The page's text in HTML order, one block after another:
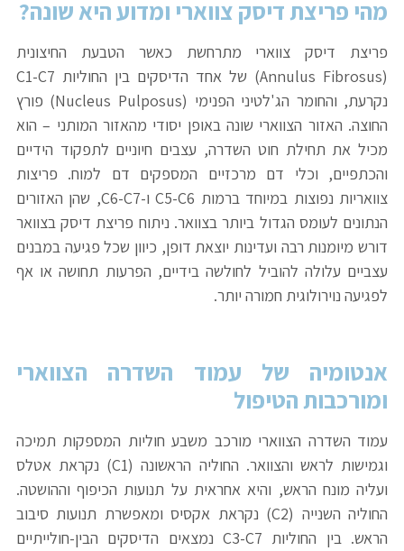
מהי פריצת דיסק צווארי ומדוע היא שונה?
פריצת דיסק צווארי מתרחשת כאשר הטבעת החיצונית
(annulus Fibrosus) של אחד הדיסקים בין החוליות C1-C7
נקרעת, והחומר הג'לטיני הפנימי (nucleus Pulposus) פורץ
החוצה. האזור הצווארי שונה באופן יסודי מהאזור המותני – הוא
מכיל את תחילת חוט השדרה, עצבים חיוניים לתפקוד הידיים
והכתפיים, וכלי דם מרכזיים המספקים דם למוח. פריצות
צוואריות נפוצות במיוחד ברמות C5-C6 ו-C6-C7, שהן האזורים
הנתונים לעומס הגדול ביותר בצוואר. ניתוח פריצת דיסק בצוואר
דורש מיומנות רבה ועדינות יוצאת דופן, כיוון שכל פגיעה במבנים
עצביים עלולה להוביל לחולשה בידיים, הפרעות תחושה או אף
לפגיעה נוירולוגית חמורה יותר.
אנטומיה של עמוד השדרה הצווארי
ומורכבות הטיפול
עמוד השדרה הצווארי מורכב משבע חוליות המספקות תמיכה
וגמישות לראש והצוואר. החוליה הראשונה (C1) נקראת אטלס
ועליה מונח הראש, והיא אחראית על תנועות הכיפוף וההושטה.
החוליה השנייה (C2) נקראת אקסיס ומאפשרת תנועות סיבוב
הראש. בין החוליות C3-C7 נמצאים הדיסקים הבין-חולייתיים